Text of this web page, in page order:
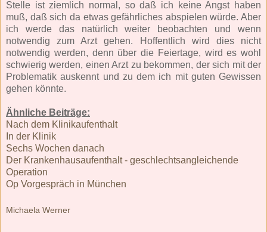
Stelle ist ziemlich normal, so daß ich keine Angst haben
muß, daß sich da etwas gefährliches abspielen würde. Aber
ich werde das natürlich weiter beobachten und wenn
notwendig zum Arzt gehen. Hoffentlich wird dies nicht
notwendig werden, denn über die Feiertage, wird es wohl
schwierig werden, einen Arzt zu bekommen, der sich mit der
Problematik auskennt und zu dem ich mit guten Gewissen
gehen könnte.
Ähnliche Beiträge:
Nach dem Klinikaufenthalt
In der Klinik
Sechs Wochen danach
Der Krankenhausaufenthalt - geschlechtsangleichende
Operation
Op Vorgespräch in München
Michaela Werner